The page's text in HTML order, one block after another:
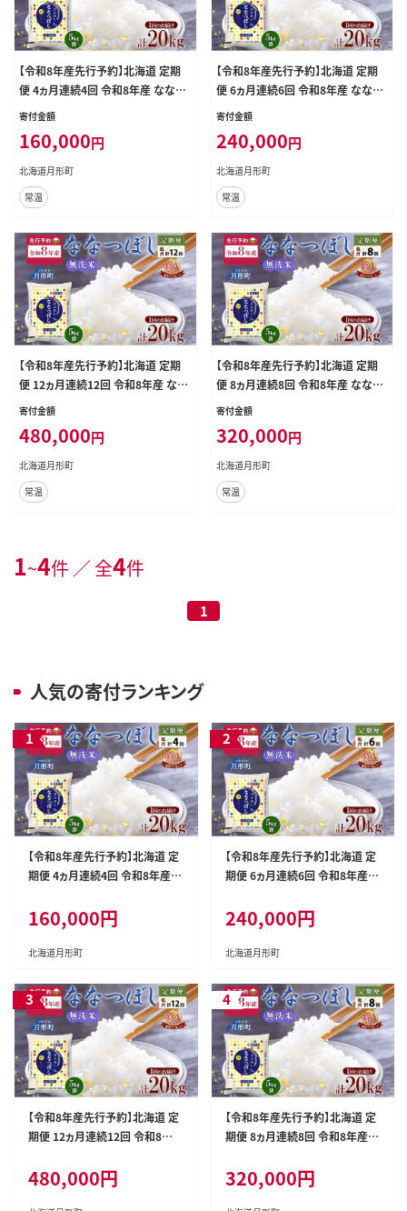
【令和8年産先行予約】北海道 定期
便 4ヵ月連続4回 令和8年産 ななつ
ぼし 無洗米 5kg×4袋 特A 米 白米
短 便利 常温 お取り寄せ 産地直送
送料無料 月形
寄付金額
160,000円
北海道月形町
常温
【令和8年産先行予約】北海道 定期
便 6ヵ月連続6回 令和8年産 ななつ
ぼし 無洗米 5kg×4袋 特A 米 白米
短 便利 常温 お取り寄せ 産地直送
送料無料 月形
寄付金額
240,000円
北海道月形町
常温
【令和8年産先行予約】北海道 定期
便 12ヵ月連続12回 令和8年産 なな
つぼし 無洗米 5kg×4袋 特A 米 白
時短 便利 常温 お取り寄せ 産地直送
送料無料 月形
寄付金額
480,000円
北海道月形町
常温
【令和8年産先行予約】北海道 定期
便 8ヵ月連続8回 令和8年産 ななつ
ぼし 無洗米 5kg×4袋 特A 米 白米
短 便利 常温 お取り寄せ 産地直送
送料無料 月形
寄付金額
320,000円
北海道月形町
常温
1~4件 ／ 全4件
1
人気の寄付ランキング
【令和8年産先行予約】北海道 定
期便 4ヵ月連続4回 令和8年産
A 米 白米 ご飯 お米 ごはん 国産
ブランド米 時短 便利 常温 お取
り寄せ 産地直送 送料無料 月形
160,000円
北海道月形町
【令和8年産先行予約】北海道 定
期便 6ヵ月連続6回 令和8年産
A 米 白米 ご飯 お米 ごはん 国産
ブランド米 時短 便利 常温 お取
り寄せ 産地直送 送料無料 月形
240,000円
北海道月形町
【令和8年産先行予約】北海道 定
期便 12ヵ月連続12回 令和8年
特A 米 白米 ご飯 お米 ごはん 国
産 ブランド米 時短 便利 常温 お
480,000円
【令和8年産先行予約】北海道 定
期便 8ヵ月連続8回 令和8年産
A 米 白米 ご飯 お米 ごはん 国産
ブランド米 時短 便利 常温 お取
320,000円